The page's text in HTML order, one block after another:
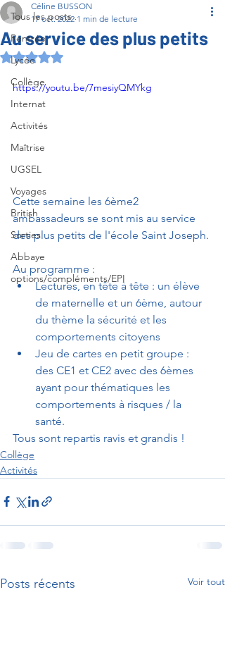
Tous les posts
Rentrée
Lycée
Collège
Internat
Activités
Maîtrise
UGSEL
Voyages
British
Sorties
Abbaye
options/compléments/EPI
Au service des plus petits
Céline BUSSON
17 oct. 2022 1 min de lecture
Noté NaN étoiles sur 5.
https://youtu.be/7mesiyQMYkg
Cette semaine les 6ème2
ambassadeurs se sont mis au service
des plus petits de l'école Saint Joseph.
Au programme :
Lectures, en tête à tête : un élève
de maternelle et un 6ème, autour
du thème la sécurité et les
comportements citoyens
Jeu de cartes en petit groupe :
des CE1 et CE2 avec des 6èmes
ayant pour thématiques les
comportements à risques / la
santé.
Tous sont repartis ravis et grandis !
Collège
Activités
Posts récents Voir tout